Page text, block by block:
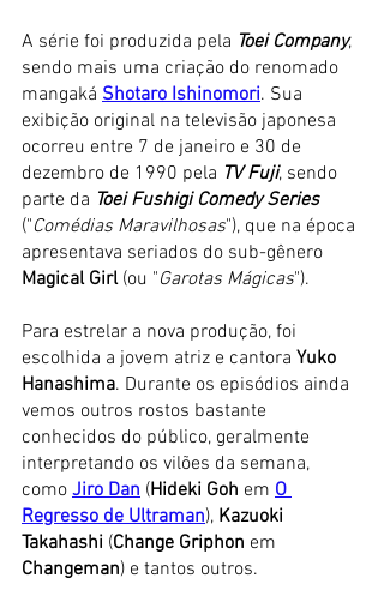
A série foi produzida pela Toei Company,
sendo mais uma criação do renomado
mangaká Shotaro Ishinomori. Sua
exibição original na televisão japonesa
ocorreu entre 7 de janeiro e 30 de
dezembro de 1990 pela TV Fuji, sendo
parte da Toei Fushigi Comedy Series
("Comédias Maravilhosas"), que na época
apresentava seriados do sub-gênero
Magical Girl (ou "Garotas Mágicas").
Para estrelar a nova produção, foi
escolhida a jovem atriz e cantora Yuko
Hanashima. Durante os episódios ainda
vemos outros rostos bastante
conhecidos do público, geralmente
interpretando os vilões da semana,
como Jiro Dan (Hideki Goh em O
Regresso de Ultraman), Kazuoki
Takahashi (Change Griphon em
Changeman) e tantos outros.